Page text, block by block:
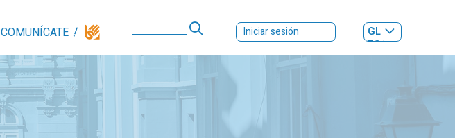
COMUNÍCATE Iniciar sesión
GL
ES|